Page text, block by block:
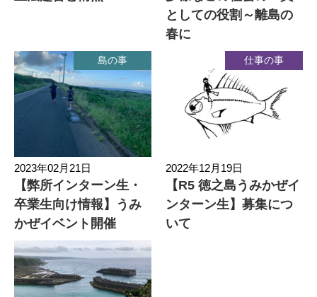
としての役割～離島の
春に
島の事
2023年02月21日
【弊所インターン生・
卒業生向け情報】うみ
かぜイベント開催
仕事の事
2022年12月19日
【R5 徳之島うみかぜイ
ンターン生】募集につ
いて